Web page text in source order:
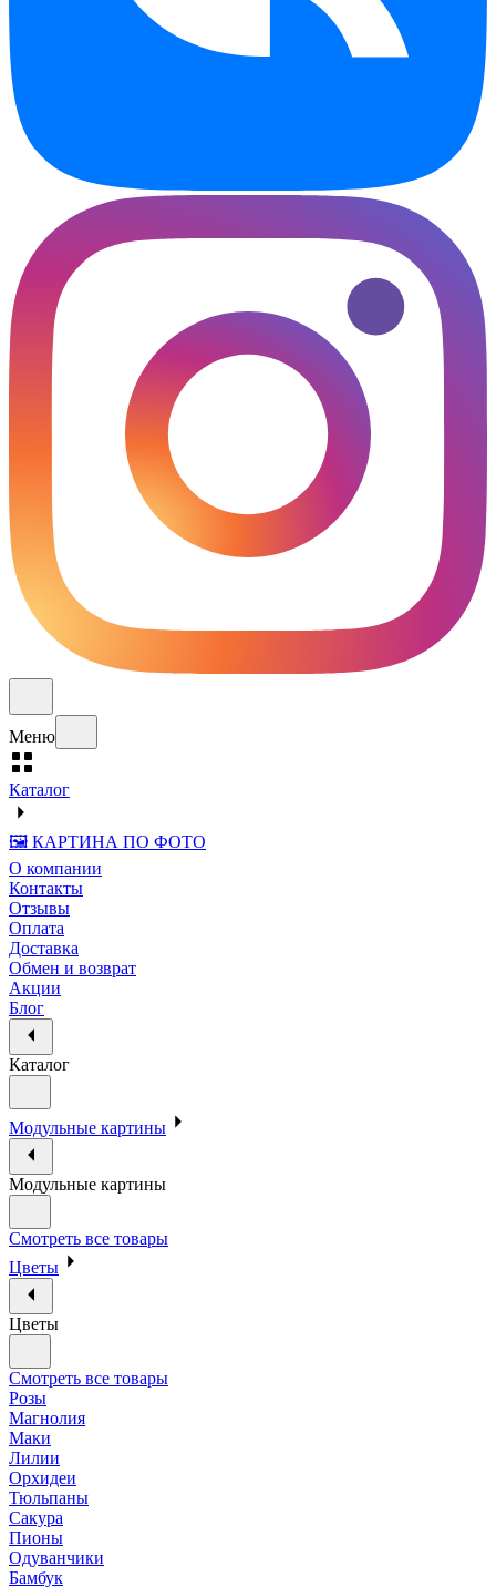
Меню
Каталог
🖼️ КАРТИНА ПО ФОТО
О компании
Контакты
Отзывы
Оплата
Доставка
Обмен и возврат
Акции
Блог
Каталог
Модульные картины
Модульные картины
Смотреть все товары
Цветы
Цветы
Смотреть все товары
Розы
Магнолия
Маки
Лилии
Орхидеи
Тюльпаны
Сакура
Пионы
Одуванчики
Бамбук